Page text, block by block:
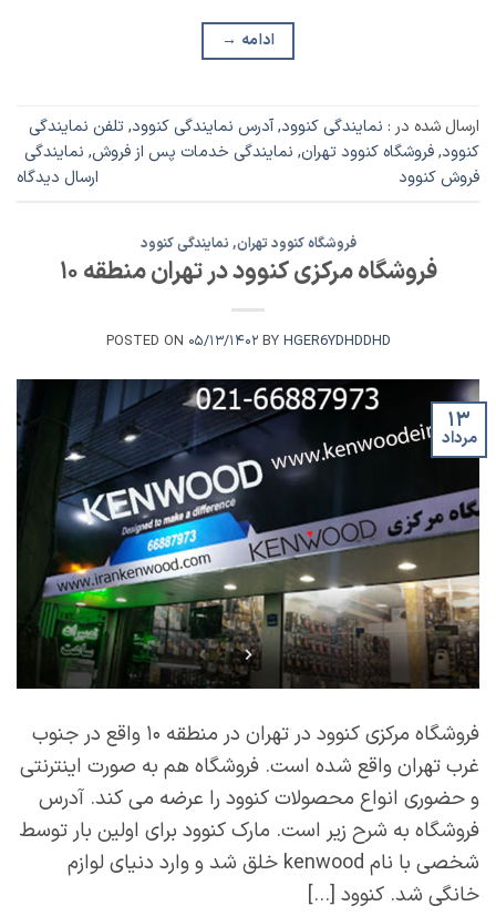
ادامه →
ارسال شده در : نمایندگی کنوود,آدرس نمایندگی کنوود,تلفن نمایندگی
کنوود,فروشگاه کنوود تهران, نمایندگی خدمات پس از فروش, نمایندگی
فروش کنوود
ارسال دیدگاه
فروشگاه کنوود تهران, نمایندگی کنوود
فروشگاه مرکزی کنوود در تهران منطقه ۱۰
POSTED ON ۰۵/۱۳/۱۴۰۲ BY HGER6YDHDDHD
۱۳
مرداد
فروشگاه مرکزی کنوود در تهران در منطقه ۱۰ واقع در جنوب
غرب تهران واقع شده است. فروشگاه هم به صورت اینترنتی
و حضوری انواع محصولات کنوود را عرضه می کند. آدرس
فروشگاه به شرح زیر است. مارک کنوود برای اولین بار توسط
شخصی با نام kenwood خلق شد و وارد دنیای لوازم
خانگی شد. کنوود […]